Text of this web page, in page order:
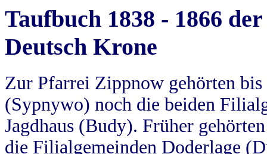
Taufbuch 1838 - 1866
Deutsch Krone
Zur Pfarrei Zippnow gehörten
(Sypnywo) noch die beiden
Jagdhaus (Budy). Früher
die Filialgemeinden Doderlage